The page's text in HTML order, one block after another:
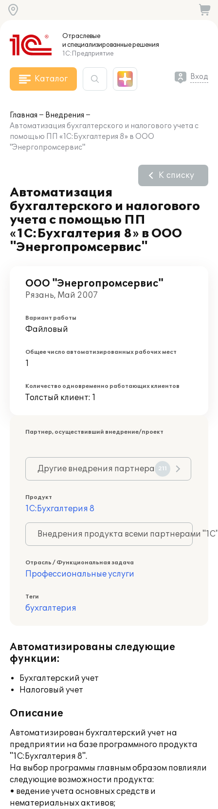
Отраслевые
и специализированныерешения
1С:Предприятие
Каталог Вход
Главная
Внедрения
Автоматизация бухгалтерского и налогового учета с
помощью ПП «1С:Бухгалтерия 8» в ООО
"Энергопромсервис"
Автоматизация
бухгалтерского и налогового
учета с помощью ПП
«1С:Бухгалтерия 8» в ООО
"Энергопромсервис"
К списку
ООО "Энергопромсервис"
Рязань, Май 2007
Вариант работы
Файловый
Общее число автоматизированных рабочих мест
1
Количество одновременно работающих клиентов
Толстый клиент: 1
Партнер, осуществивший внедрение/проект
Другие внедрения партнера 211
Продукт
1С:Бухгалтерия 8
Внедрения продукта всеми партнерами
Отрасль / Функциональная задача
Профессиональные услуги
Теги
бухгалтерия
Автоматизированы следующие
функции:
Бухгалтерский учет
Налоговый учет
Описание
Автоматизирован бухгалтерский учет на
предприятии на базе программного продукта
"1С:Бухгалтерия 8".
На выбор программы главным образом повлияли
следующие возможности продукта:
• ведение учета основных средств и
нематериальных активов;